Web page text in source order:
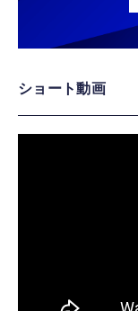
ショート動画